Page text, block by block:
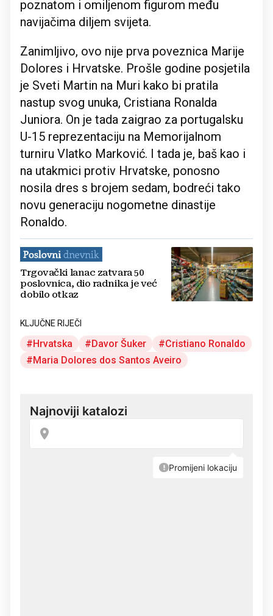
poznatom i omiljenom figurom među
navijačima diljem svijeta.
Zanimljivo, ovo nije prva poveznica Marije
Dolores i Hrvatske. Prošle godine posjetila
je Sveti Martin na Muri kako bi pratila
nastup svog unuka, Cristiana Ronalda
Juniora. On je tada zaigrao za portugalsku
U-15 reprezentaciju na Memorijalnom
turniru Vlatko Marković. I tada je, baš kao i
na utakmici protiv Hrvatske, ponosno
nosila dres s brojem sedam, bodreći tako
novu generaciju nogometne dinastije
Ronaldo.
Trgovački lanac zatvara 50
poslovnica, dio radnika je već
dobilo otkaz
KLJUČNE RIJEČI
Hrvatska Davor Šuker
Cristiano Ronaldo
Maria Dolores dos Santos Aveiro